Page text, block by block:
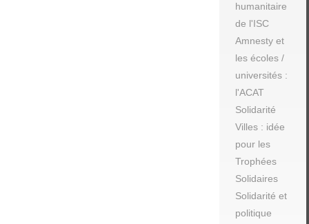
humanitaire
de l'ISC
Amnesty et
les écoles /
universités :
l'ACAT
Solidarité
Villes : idée
pour les
Trophées
Solidaires
Solidarité et
politique